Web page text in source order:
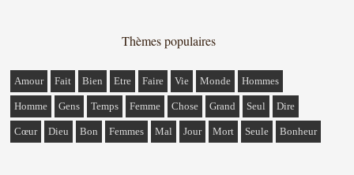
Thèmes populaires
Amour Fait Bien Etre Faire Vie Monde Hommes
Homme Gens Temps Femme Chose Grand Seul Dire
Cœur Dieu Bon Femmes Mal Jour Mort Seule Bonheur